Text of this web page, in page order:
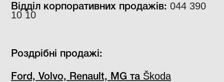
Відділ корпоративних продажів: 044 390
10 10
Роздрібні продажі:
Ford, Volvo, Renault, MG та Škoda